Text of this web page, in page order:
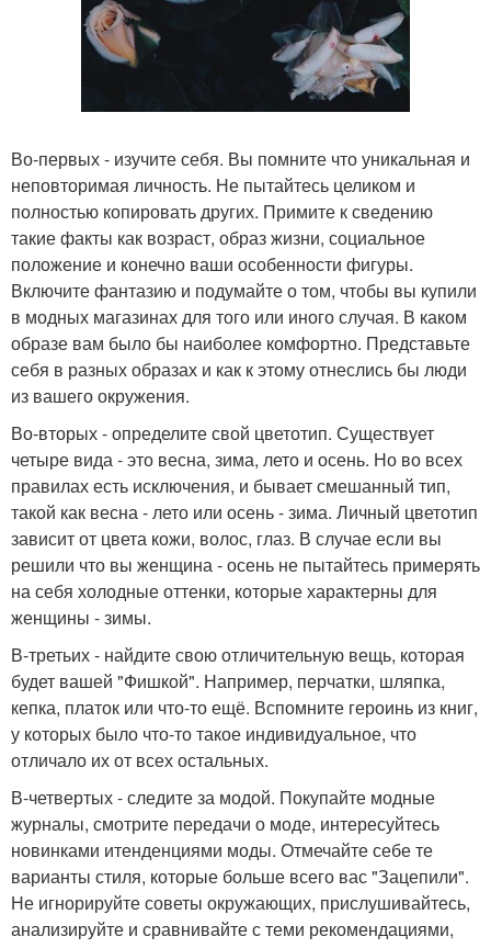
Во-первых - изучите себя. Вы помните что уникальная и
неповторимая личность. Не пытайтесь целиком и
полностью копировать других. Примите к сведению
такие факты как возраст, образ жизни, социальное
положение и конечно ваши особенности фигуры.
Включите фантазию и подумайте о том, чтобы вы купили
в модных магазинах для того или иного случая. В каком
образе вам было бы наиболее комфортно. Представьте
себя в разных образах и как к этому отнеслись бы люди
из вашего окружения.
Во-вторых - определите свой цветотип. Существует
четыре вида - это весна, зима, лето и осень. Но во всех
правилах есть исключения, и бывает смешанный тип,
такой как весна - лето или осень - зима. Личный цветотип
зависит от цвета кожи, волос, глаз. В случае если вы
решили что вы женщина - осень не пытайтесь примерять
на себя холодные оттенки, которые характерны для
женщины - зимы.
В-третьих - найдите свою отличительную вещь, которая
будет вашей "Фишкой". Например, перчатки, шляпка,
кепка, платок или что-то ещё. Вспомните героинь из книг,
у которых было что-то такое индивидуальное, что
отличало их от всех остальных.
В-четвертых - следите за модой. Покупайте модные
журналы, смотрите передачи о моде, интересуйтесь
новинками итенденциями моды. Отмечайте себе те
варианты стиля, которые больше всего вас "Зацепили".
Не игнорируйте советы окружающих, прислушивайтесь,
анализируйте и сравнивайте с теми рекомендациями,